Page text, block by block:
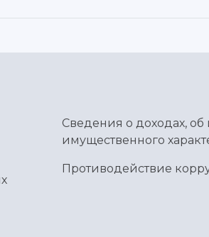
Сведения о доходах, об
имущественного
Противодействие